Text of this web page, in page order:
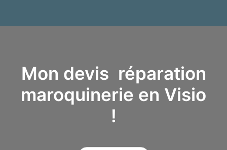
Mon devis réparation
maroquinerie en Visio
!